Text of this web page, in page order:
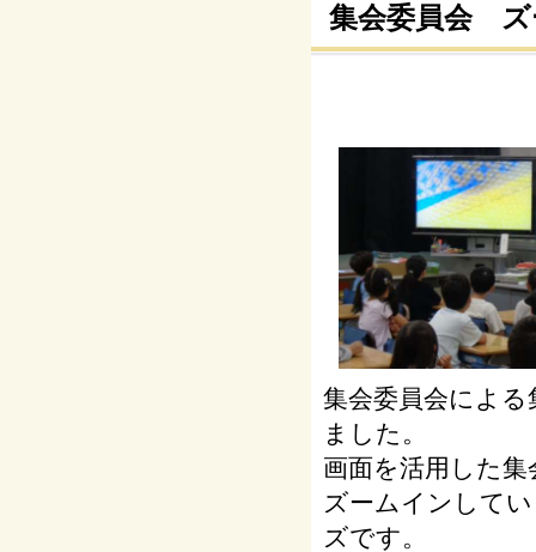
集会委員会 ズ
集会委員会によ
ました。
画面を活用した集
ズームインして
ズです。